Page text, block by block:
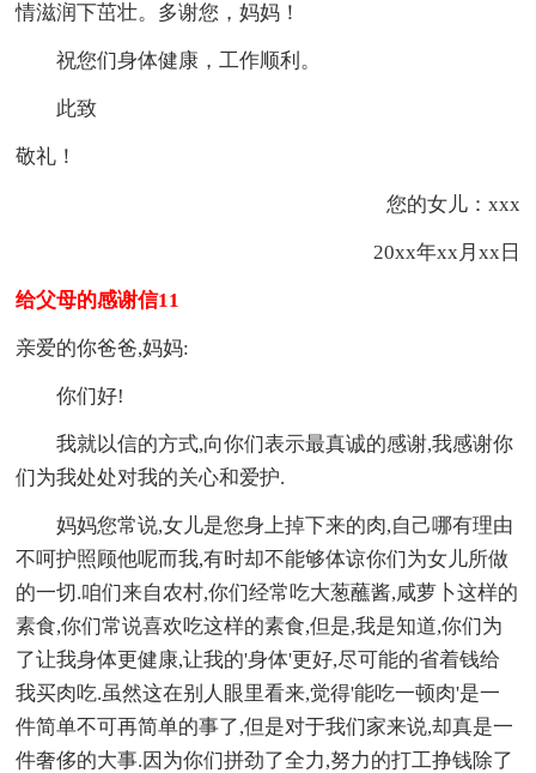
情滋润下茁壮。多谢您，妈妈！
祝您们身体健康，工作顺利。
此致
敬礼！
您的女儿：xxx
20xx年xx月xx日
给父母的感谢信11
亲爱的你爸爸,妈妈:
你们好!
我就以信的方式,向你们表示最真诚的感谢,我感谢你
们为我处处对我的关心和爱护.
妈妈您常说,女儿是您身上掉下来的肉,自己哪有理由
不呵护照顾他呢而我,有时却不能够体谅你们为女儿所做
的一切.咱们来自农村,你们经常吃大葱蘸酱,咸萝卜这样的
素食,你们常说喜欢吃这样的素食,但是,我是知道,你们为
了让我身体更健康,让我的'身体'更好,尽可能的省着钱给
我买肉吃.虽然这在别人眼里看来,觉得'能吃一顿肉'是一
件简单不可再简单的事了,但是对于我们家来说,却真是一
件奢侈的大事.因为你们拼劲了全力,努力的打工挣钱除了